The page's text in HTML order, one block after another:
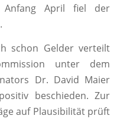
Anfang April fiel der
schon Gelder verteilt
unter dem
Dr. David Maier
beschieden. Zur
auf Plausibilität prüft